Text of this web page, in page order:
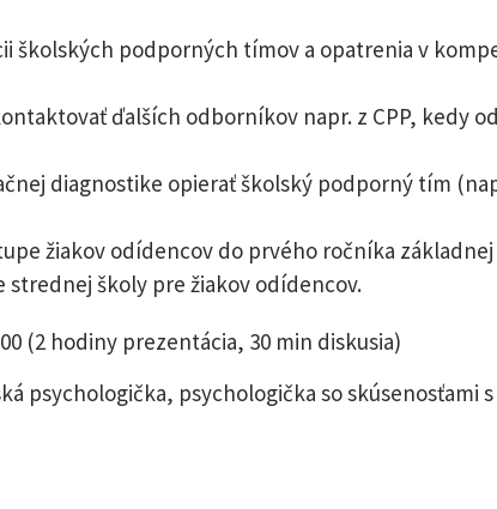
školských podporných tímov a opatrenia v
ďalších odborníkov napr. z CPP, kedy
diagnostike opierať školský podporný tím
žiakov odídencov do prvého ročníka
strednej školy pre žiakov odídencov.
(2 hodiny prezentácia, 30 min diskusia)
psychologička, psychologička so skúsenosťami